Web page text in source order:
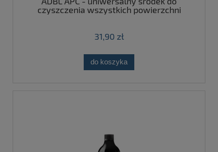
czyszczenia wszystkich powierzchni
31,90 zł
do koszyka